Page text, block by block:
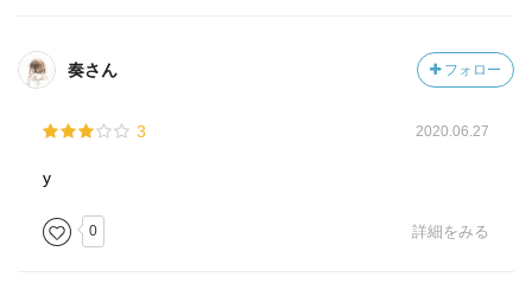
奏さん フォロー
3 2020.06.27
y
0 詳細をみる